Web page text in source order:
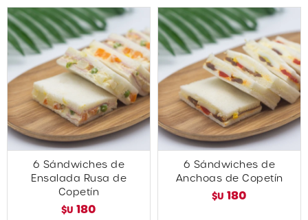
6 Sándwiches de
Ensalada Rusa de
Copetín
$U 180
6 Sándwiches de
Anchoas de Copetín
$U 180